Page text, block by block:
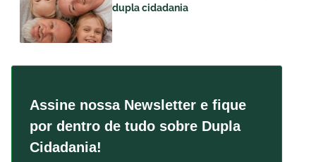
dupla cidadania
Assine nossa Newsletter e fique
por dentro de tudo sobre Dupla
Cidadania!